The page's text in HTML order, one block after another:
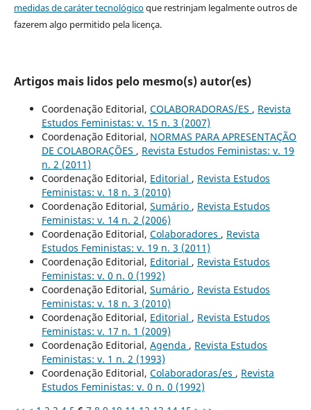
medidas de caráter tecnológicoque restrinjam legalmente outros de
fazerem algo permitido pela licença.
Artigos mais lidos pelo mesmo(s) autor(es)
Coordenação Editorial, COLABORADORAS/ES , Revista
Estudos Feministas: v. 15 n. 3 (2007)
Coordenação Editorial, NORMAS PARA APRESENTAÇÃO
DE COLABORAÇÕES , Revista Estudos Feministas: v. 19
n. 2 (2011)
Coordenação Editorial, Editorial , Revista Estudos
Feministas: v. 18 n. 3 (2010)
Coordenação Editorial, Sumário , Revista Estudos
Feministas: v. 14 n. 2 (2006)
Coordenação Editorial, Colaboradores , Revista
Estudos Feministas: v. 19 n. 3 (2011)
Coordenação Editorial, Editorial , Revista Estudos
Feministas: v. 0 n. 0 (1992)
Coordenação Editorial, Sumário , Revista Estudos
Feministas: v. 18 n. 3 (2010)
Coordenação Editorial, Editorial , Revista Estudos
Feministas: v. 17 n. 1 (2009)
Coordenação Editorial, Agenda , Revista Estudos
Feministas: v. 1 n. 2 (1993)
Coordenação Editorial, Colaboradoras/es , Revista
Estudos Feministas: v. 0 n. 0 (1992)